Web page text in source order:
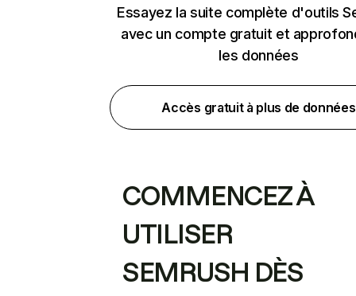
Essayez la suite complète d'outils
avec un compte gratuit et
les données
Accès gratuit à plus de données
COMMENCEZ À
UTILISER
SEMRUSH DÈS